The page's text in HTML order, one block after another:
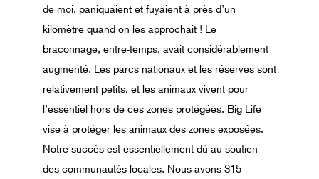
de moi, paniquaient et fuyaient à près d’un
kilomètre quand on les approchait ! Le
braconnage, entre-temps, avait considérablement
augmenté. Les parcs nationaux et les réserves sont
relativement petits, et les animaux vivent pour
l’essentiel hors de ces zones protégées. Big Life
vise à protéger les animaux des zones exposées.
Notre succès est essentiellement dû au soutien
des communautés locales. Nous avons 315